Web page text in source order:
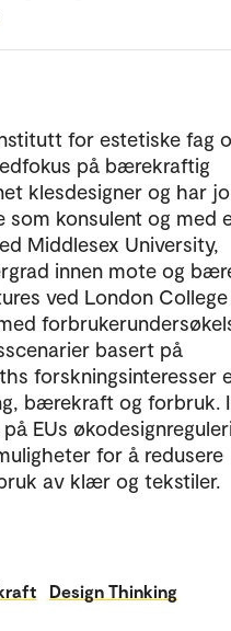
for estetiske fag
på bærekraftig
klesdesigner og har
som konsulent og med
Middlesex University,
innen mote og
ved London
basert på
forskningsinteresser
bærekraft og forbruk.
EUs
for å redusere
av klær og tekstiler.
Design Thinking